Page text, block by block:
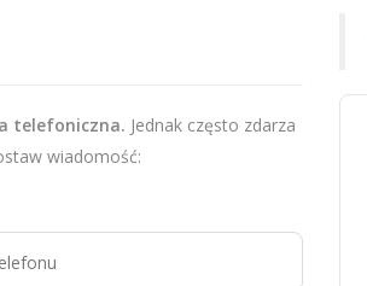
telefoniczna. Jednak często zdarza
wiadomość: